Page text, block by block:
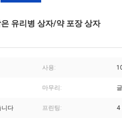
유리병 상자/약 포장 상자
사용:
마무리:
니다 프린팅: 4